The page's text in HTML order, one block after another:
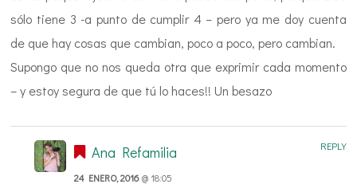
sólo tiene 3 -a punto de cumplir 4 – pero ya me doy cuenta
de que hay cosas que cambian, poco a poco, pero cambian.
Supongo que no nos queda otra que exprimir cada momento
– y estoy segura de que tú lo haces!! Un besazo
Ana Refamilia
24 ENERO, 2016@ 18:05
REPLY